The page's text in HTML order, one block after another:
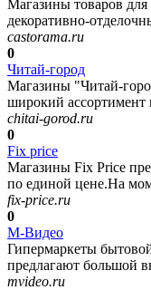
Магазины товаров
декоративно-
castorama.ru
0
Читай-город
Магазины "Читай-
широкий
chitai-gorod.ru
0
Fix price
Магазины Fix Price
по единой цене.На
fix-price.ru
0
М-Видео
Гипермаркеты
предлагают большой
mvideo.ru